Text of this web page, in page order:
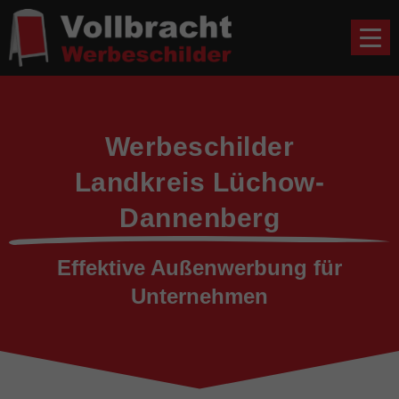
Werbeschilder
Landkreis Lüchow-
Dannenberg
Effektive Außenwerbung für
Unternehmen